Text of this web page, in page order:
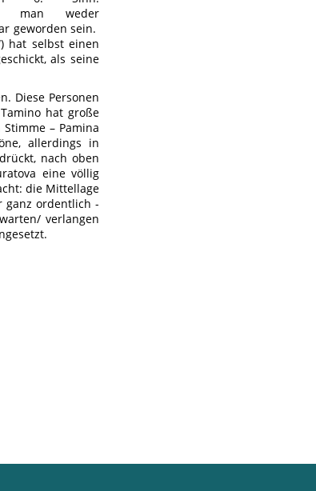
man weder
geworden sein.
hat selbst einen
als seine
Diese Personen
hat große
– Pamina
allerdings in
nach oben
eine völlig
die Mittellage
ganz ordentlich -
verlangen